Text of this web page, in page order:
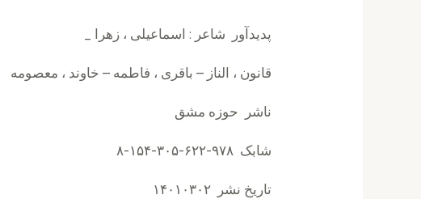
پدیدآور شاعر : اسماعیلی ، زهرا _
قانون ، الناز – باقری ، فاطمه – خاوند ، معصومه
ناشر حوزه مشق
شابک ۹۷۸-۶۲۲-۳۰۵-۱۵۴-۸
تاریخ نشر ۱۴۰۱۰۳۰۲